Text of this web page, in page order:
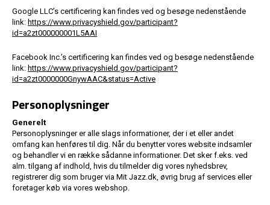
Google LLC’s certificering kan findes ved og besøge nedenstående
link: https://www.privacyshield.gov/participant?
id=a2zt000000001L5AAI
Facebook Inc.’s certificering kan findes ved og besøge nedenstående
link: https://www.privacyshield.gov/participant?
id=a2zt0000000GnywAAC&status=Active
Personoplysninger
Generelt
Personoplysninger er alle slags informationer, der i et eller andet
omfang kan henføres til dig. Når du benytter vores website indsamler
og behandler vi en række sådanne informationer. Det sker f.eks. ved
alm. tilgang af indhold, hvis du tilmelder dig vores nyhedsbrev,
registrerer dig som bruger via Mit Jazz.dk, øvrig brug af services eller
foretager køb via vores webshop.